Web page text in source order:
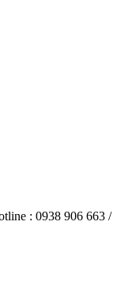
: 0938 906 663 /